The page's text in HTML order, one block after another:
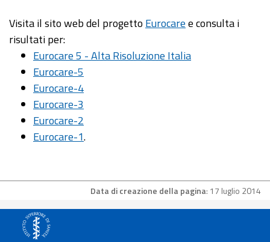
Visita il sito web del progetto Eurocaree consulta i
risultati per:
Eurocare 5 - Alta Risoluzione Italia
Eurocare-5
Eurocare-4
Eurocare-3
Eurocare-2
Eurocare-1.
Data di creazione della pagina: 17 luglio 2014